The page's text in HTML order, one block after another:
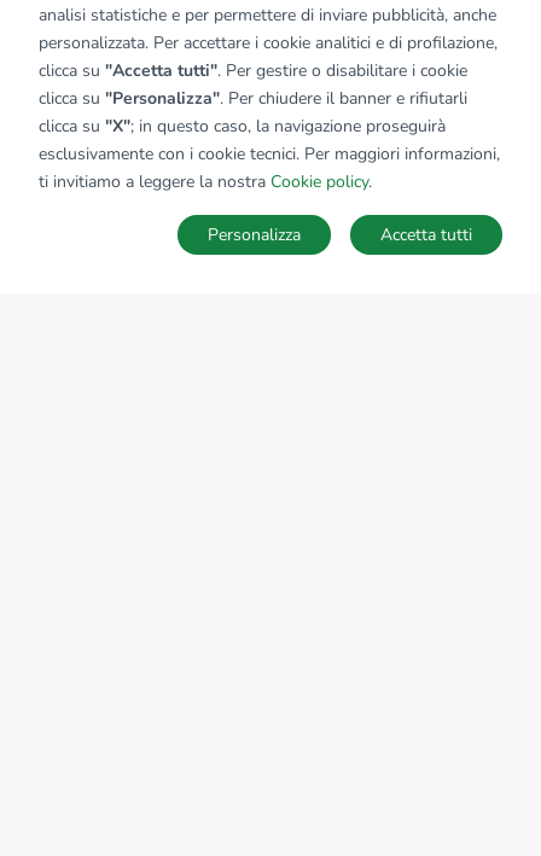
SALVA RICERCA
analisi statistiche e per permettere di inviare pubblicità, anche
personalizzata. Per accettare i cookie analitici e di profilazione,
clicca su "Accetta tutti". Per gestire o disabilitare i cookie
clicca su "Personalizza". Per chiudere il banner e rifiutarli
clicca su "X"; in questo caso, la navigazione proseguirà
esclusivamente con i cookie tecnici. Per maggiori informazioni,
ti invitiamo a leggere la nostra Cookie policy.
Accetta tutti
Personalizza